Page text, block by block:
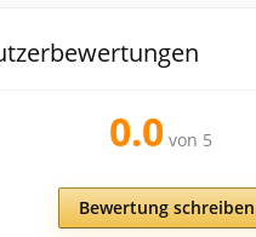
0.0 von 5
Bewertung schreiben